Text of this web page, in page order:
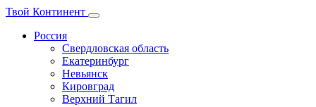
Твой Континент
Россия
Свердловская область
Екатеринбург
Невьянск
Кировград
Верхний Тагил